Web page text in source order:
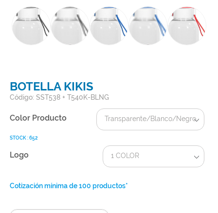
BOTELLA KIKIS
Código: SST538 + T540K-BLNG
Color Producto Transparente/Blanco/Negro
STOCK : 652
Logo 1 COLOR
Cotización mínima de 100 productos*